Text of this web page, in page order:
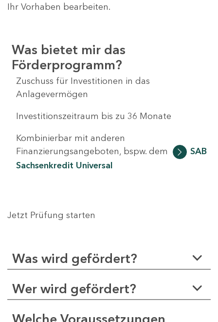
Ihr Vorhaben bearbeiten.
Was bietet mir das
Förderprogramm?
Zuschuss für Investitionen in das
Anlagevermögen
Investitionszeitraum bis zu 36 Monate
Kombinierbar mit anderen
Finanzierungsangeboten, bspw. dem
SAB
Sachsenkredit Universal
Jetzt Prüfung starten
Was wird gefördert?
Wer wird gefördert?
Welche Voraussetzungen